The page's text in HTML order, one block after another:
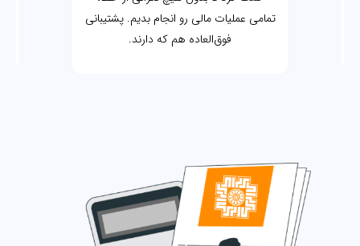
تمامی عملیات مالی رو انجام بدیم. پشتیبانی
فوق‌العاده هم که دارند.